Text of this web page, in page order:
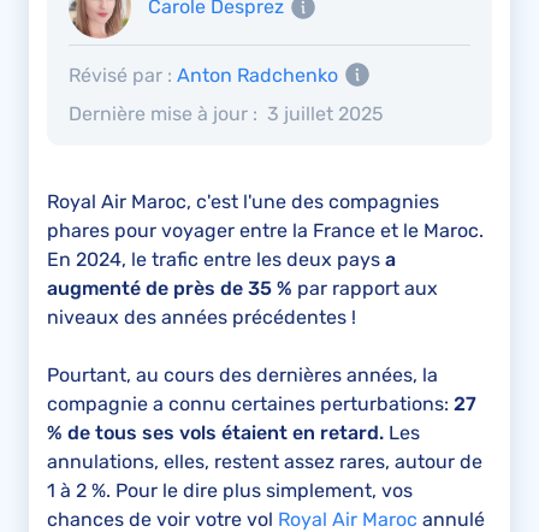
Carole Desprez
Dernière mise à jour : 3 juillet 2025
Révisé par : Anton Radchenko
Royal Air Maroc, c'est l'une des compagnies
phares pour voyager entre la France et le Maroc.
En 2024, le trafic entre les deux pays a
augmenté de près de 35 % par rapport aux
niveaux des années précédentes !
Pourtant, au cours des dernières années, la
compagnie a connu certaines perturbations: 27
% de tous ses vols étaient en retard. Les
annulations, elles, restent assez rares, autour de
1 à 2 %. Pour le dire plus simplement, vos
chances de voir votre vol Royal Air Maroc annulé